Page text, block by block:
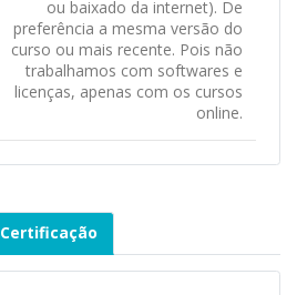
ou baixado da internet). De
preferência a mesma versão do
curso ou mais recente. Pois não
trabalhamos com softwares e
licenças, apenas com os cursos
online.
Certificação